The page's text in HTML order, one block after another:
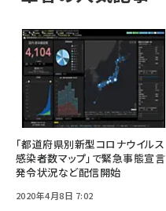
「都道府県別新型コロナウイルス
感染者数マップ」で緊急事態宣言
発令状況など配信開始
2020年4月8日 7:02